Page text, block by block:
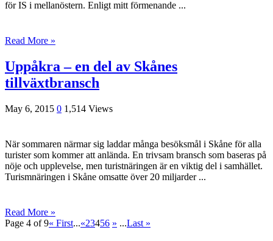
för IS i mellanöstern. Enligt mitt förmenande ...
Read More »
Uppåkra – en del av Skånes
tillväxtbransch
May 6, 2015 0 1,514 Views
När sommaren närmar sig laddar många besöksmål i Skåne för alla
turister som kommer att anlända. En trivsam bransch som baseras på
nöje och upplevelse, men turistnäringen är en viktig del i samhället.
Turismnäringen i Skåne omsatte över 20 miljarder ...
Read More »
Page 4 of 9« First...«23456 » ...Last »